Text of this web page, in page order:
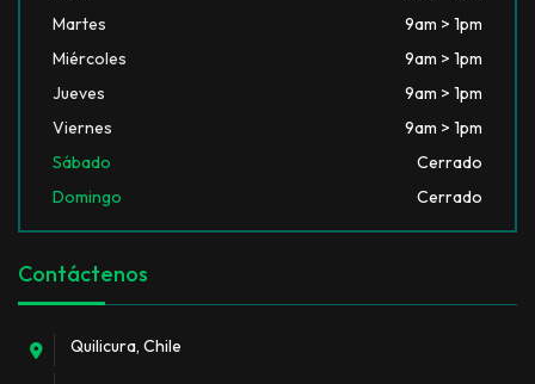
Martes
9am > 1pm
Miércoles
9am > 1pm
Jueves
9am > 1pm
Viernes
9am > 1pm
Sábado
Cerrado
Domingo
Cerrado
Contáctenos
Quilicura, Chile